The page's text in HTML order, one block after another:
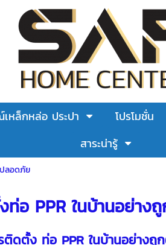
หล็กหล่อ ประปา โปรโมชั่น
สาระน่ารู้
ลอดภัย
ท่อ PPRในบ้านอย่าง
ติดตั้ง ท่อ PPRในบ้านอย่างถู